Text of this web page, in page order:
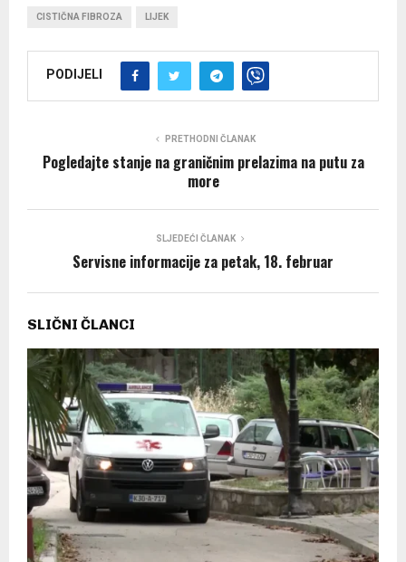
CISTIČNA FIBROZA LIJEK
PODIJELI
PRETHODNI ČLANAK
Pogledajte stanje na graničnim prelazima na putu za
more
SLJEDEĆI ČLANAK
Servisne informacije za petak, 18. februar
SLIČNI ČLANCI